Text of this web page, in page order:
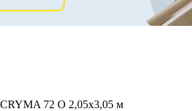
72 O 2,05х3,05 м